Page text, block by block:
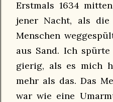
Erstmals 1634
jener Nacht, als
Menschen
aus Sand. Ich
gierig, als es mich
mehr als das. Das
war wie eine